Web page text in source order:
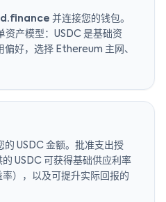
并连接您的钱包。
产模型：USDC 是基础资
偏好，选择 Ethereum 主网、
的 USDC 金额。批准支出授
USDC 可获得基础供应利率
率），以及可提升实际回报的